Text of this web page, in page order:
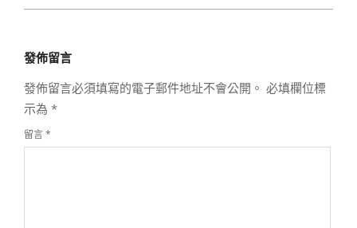
發佈留言
發佈留言必須填寫的電子郵件地址不會公開。 必填欄位標
示為 *
留言*